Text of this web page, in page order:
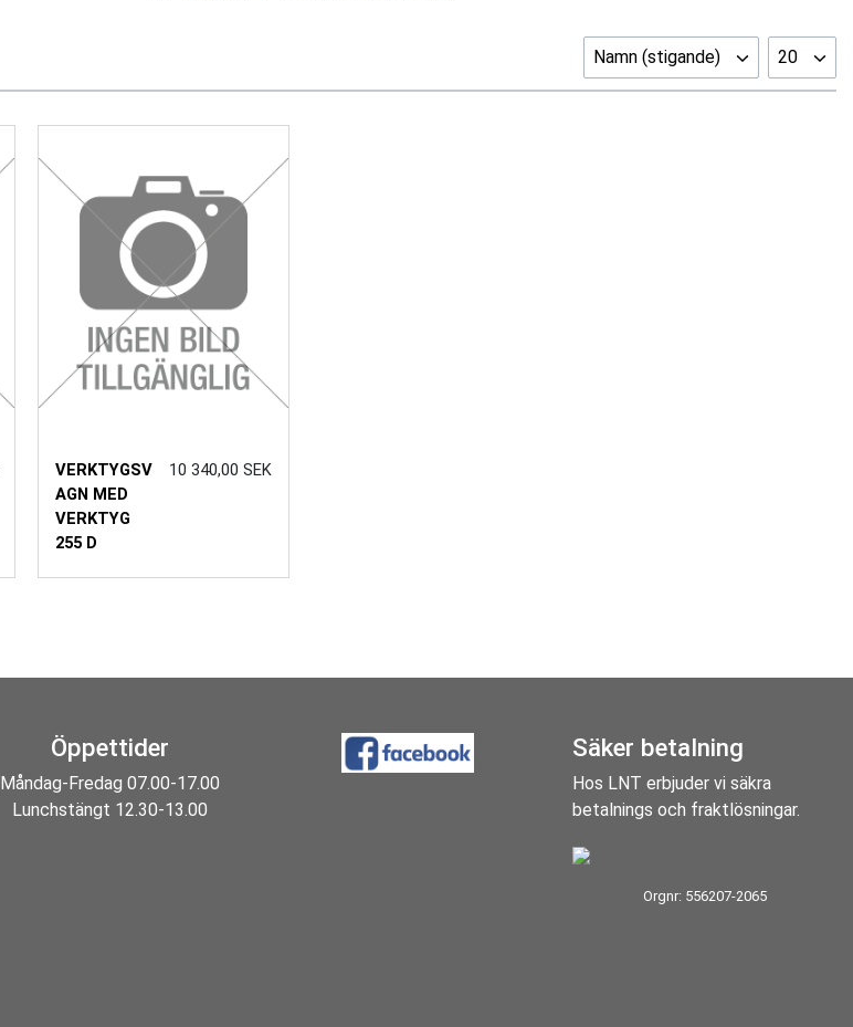
Namn (stigande) 20
VERKTYGSV
AGN MED
VERKTYG
255 D
10 340,00 SEK
Öppettider
Måndag-Fredag 07.00-17.00
Lunchstängt 12.30-13.00
Säker betalning
Hos LNT erbjuder vi säkra
betalnings och fraktlösningar.
Orgnr: 556207-2065